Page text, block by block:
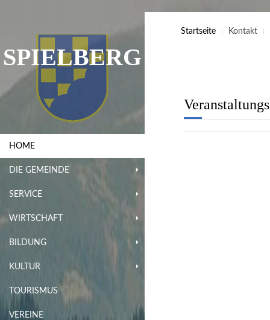
SPIELBERG
HOME
DIE GEMEINDE
SERVICE
WIRTSCHAFT
BILDUNG
KULTUR
TOURISMUS
VEREINE
Startseite Kontakt